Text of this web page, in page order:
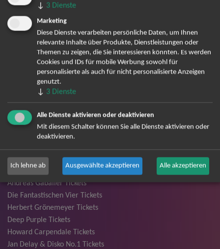
Bereits angemeldet? Hier können Sie sich abmelden ...
TOP-Events
André Rieu Tickets
David Garrett Tickets
Andrea Berg Tickets
Backstreet Boys Tickets
Unheilig Tickets
Ina Müller Tickets
Andreas Gabalier Tickets
Die Fantastischen Vier Tickets
Herbert Grönemeyer Tickets
Deep Purple Tickets
Howard Carpendale Tickets
Jan Delay & Disko No.1 Tickets
↓ 3 Dienste
Marketing
Diese Dienste verarbeiten persönliche Daten, um Ihnen
relevante Inhalte über Produkte, Dienstleistungen oder
Themen zu zeigen, die Sie interessieren könnten. Es werden
Cookies und IDs für mobile Werbung sowohl für
personalisierte als auch für nicht personalisierte Anzeigen
genutzt.
↓ 3 Dienste
Alle Dienste aktivieren oder deaktivieren
Mit diesem Schalter können Sie alle Dienste aktivieren oder
deaktivieren.
Ich lehne ab Ausgewählte akzeptieren Alle akzeptieren